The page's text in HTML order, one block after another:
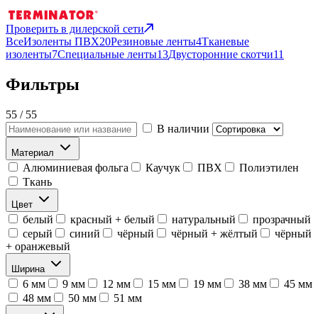
Проверить в дилерской сети
ВсеИзоленты ПВХ20Резиновые ленты4Тканевые
изоленты7Специальные ленты13Двусторонние скотчи11
Фильтры
55 / 55
В наличии
Материал
Алюминиевая фольга Каучук ПВХ
Полиэтилен
Ткань
Цвет
белый красный + белый натуральный
прозрачный
серый
синий чёрный чёрный + жёлтый
чёрный
+ оранжевый
Ширина
6 мм 9 мм 12 мм 15 мм 19 мм 38 мм
45 мм
48 мм
50 мм 51 мм